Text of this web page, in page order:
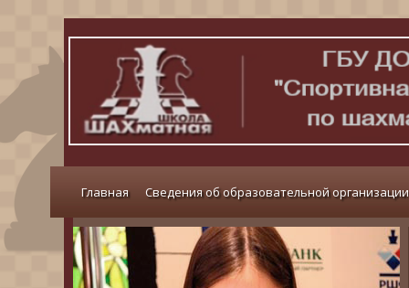
Главная Сведения об образовательной организации